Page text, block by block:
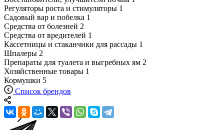
Регуляторы роста и стимуляторы 1
Садовый вар и побелка 1
Средства от болезней 2
Средства от вредителей 1
Кассетницы и стаканчики для рассады 1
Шпалеры 2
Препараты для туалета и выгребных ям 2
Хозяйственные товары 1
Кормушки 5
Список брендов